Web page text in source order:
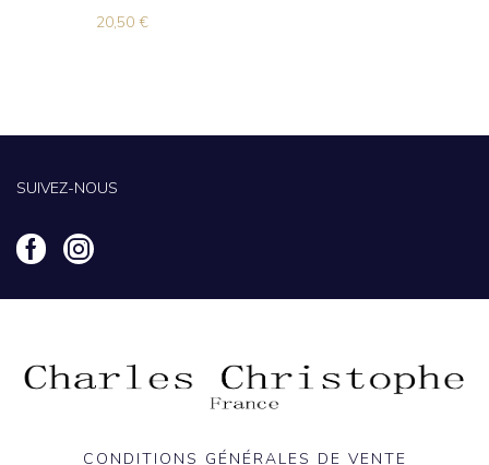
20,50 €
SUIVEZ-NOUS
CONDITIONS GÉNÉRALES DE VENTE